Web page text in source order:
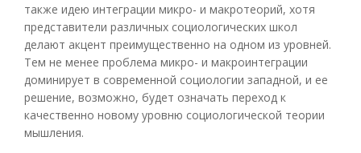
также идею интеграции микро- и макротеорий, хотя
представители различных социологических школ
делают акцент преимущественно на одном из уровней.
Тем не менее проблема микро- и макроинтеграции
доминирует в современной социологии западной, и ее
решение, возможно, будет означать переход к
качественно новому уровню социологической теории
мышления.